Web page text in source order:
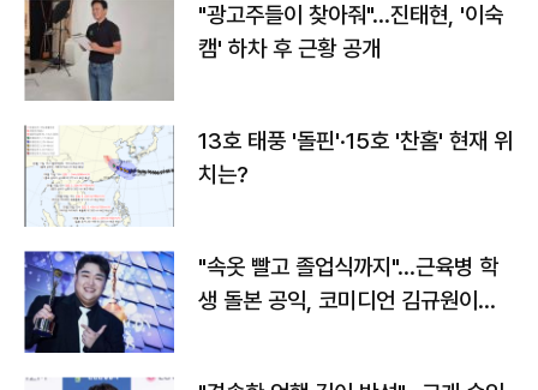
"광고주들이 찾아줘"…진태현, '이숙
캠' 하차 후 근황 공개
13호 태풍 '돌핀'·15호 '찬홈' 현재 위
치는?
"속옷 빨고 졸업식까지"…근육병 학
생 돌본 공익, 코미디언 김규원이었